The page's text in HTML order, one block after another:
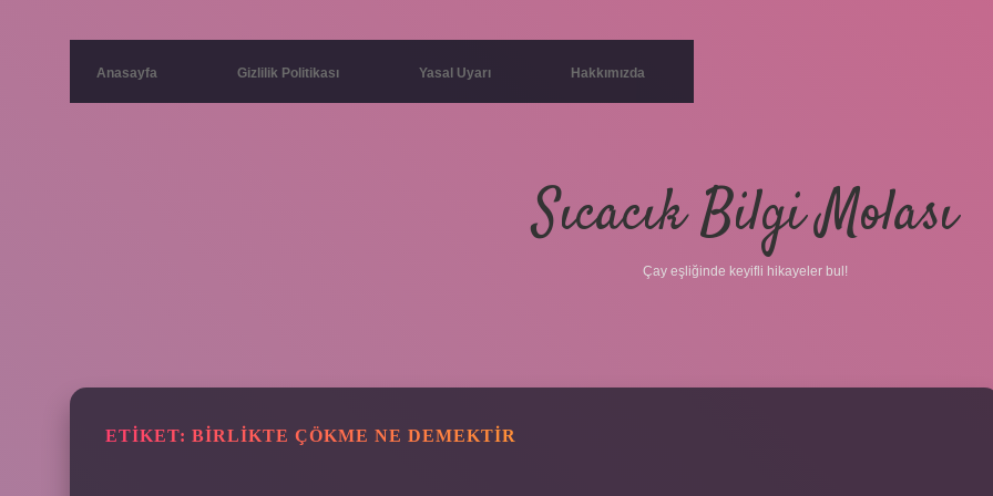
Anasayfa Gizlilik Politikası Yasal Uyarı Hakkımızda
Sıcacık Bilgi Molası
Çay eşliğinde keyifli hikayeler bul!
ETIKET: BIRLIKTE ÇÖKME NE DEMEKTIR